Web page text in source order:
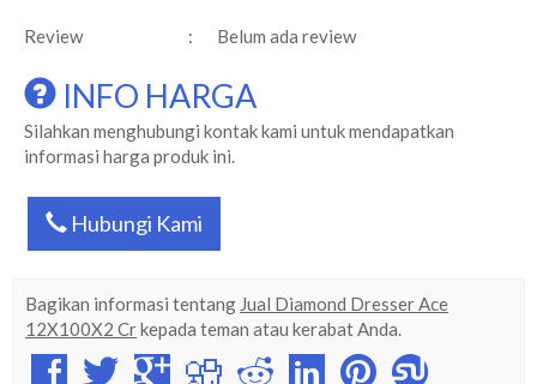
Review : Belum ada review
INFO HARGA
Silahkan menghubungi kontak kami untuk mendapatkan
informasi harga produk ini.
Hubungi Kami
Bagikan informasi tentang Jual Diamond Dresser Ace
12X100X2 Crkepada teman atau kerabat Anda.